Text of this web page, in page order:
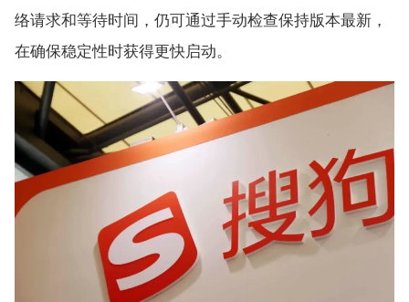
络请求和等待时间，仍可通过手动检查保持版本最新，
在确保稳定性时获得更快启动。